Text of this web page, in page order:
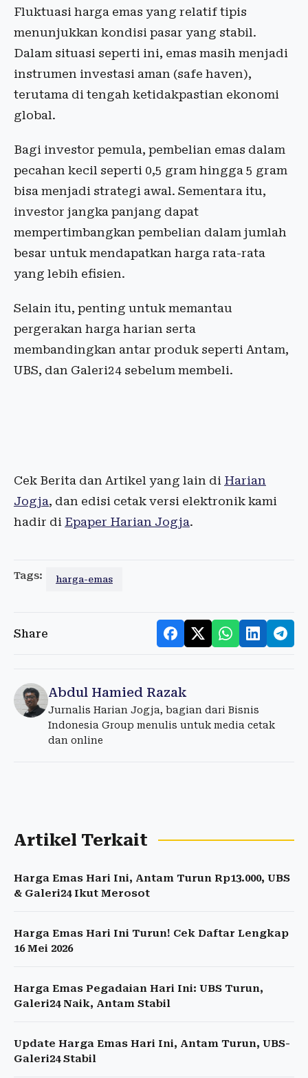
Fluktuasi harga emas yang relatif tipis
menunjukkan kondisi pasar yang stabil.
Dalam situasi seperti ini, emas masih menjadi
instrumen investasi aman (safe haven),
terutama di tengah ketidakpastian ekonomi
global.
Bagi investor pemula, pembelian emas dalam
pecahan kecil seperti 0,5 gram hingga 5 gram
bisa menjadi strategi awal. Sementara itu,
investor jangka panjang dapat
mempertimbangkan pembelian dalam jumlah
besar untuk mendapatkan harga rata-rata
yang lebih efisien.
Selain itu, penting untuk memantau
pergerakan harga harian serta
membandingkan antar produk seperti Antam,
UBS, dan Galeri24 sebelum membeli.
Cek Berita dan Artikel yang lain di Harian
Jogja, dan edisi cetak versi elektronik kami
hadir di Epaper Harian Jogja.
Tags: harga-emas
Share
Abdul Hamied Razak
Jurnalis Harian Jogja, bagian dari Bisnis
Indonesia Group menulis untuk media cetak
dan online
Artikel Terkait
Harga Emas Hari Ini, Antam Turun Rp13.000, UBS
& Galeri24 Ikut Merosot
Harga Emas Hari Ini Turun! Cek Daftar Lengkap
16 Mei 2026
Harga Emas Pegadaian Hari Ini: UBS Turun,
Galeri24 Naik, Antam Stabil
Update Harga Emas Hari Ini, Antam Turun, UBS-
Galeri24 Stabil